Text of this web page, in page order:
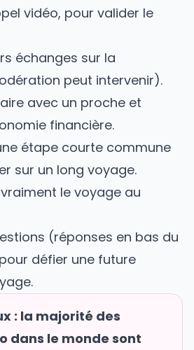
vidéo, pour valider le
échanges sur la
peut intervenir).
avec un proche et
financière.
étape courte commune
sur un long voyage.
le voyage au
(réponses en bas du
défier une future
: la majorité des
dans le monde sont